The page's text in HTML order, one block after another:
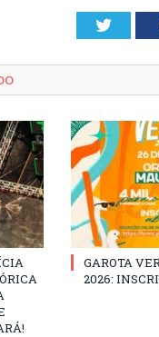
GAROTA
2026: